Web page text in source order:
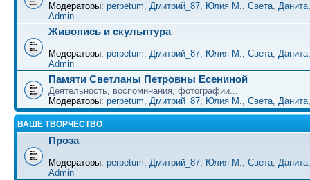
Модераторы: perpetum, Дмитрий_87, Юлия М., Света, Данита
Admin
Живопись и скульптура
Модераторы: perpetum, Дмитрий_87, Юлия М., Света, Данита
Admin
Памяти Светланы Петровны Есениной
Деятельность, воспоминания, фотографии...
Модераторы: perpetum, Дмитрий_87, Юлия М., Света, Данита
ВАШЕ ТВОРЧЕСТВО
Проза
Модераторы: perpetum, Дмитрий_87, Юлия М., Света, Данита
Admin